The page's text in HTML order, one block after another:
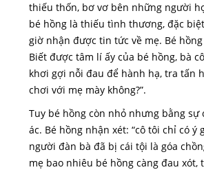
thiếu thốn, bơ vơ bên những người
bé hồng là thiếu tình thương, đặc
giờ nhận được tin tức về mẹ. Bé
Biết được tâm lí ấy của bé hồng, bà
khơi gợi nỗi đau để hành hạ, tra tấn
chơi với mẹ mày không?”.
Tuy bé hồng còn nhỏ nhưng bằng
ác. Bé hồng nhận xét: “cô tôi chỉ có
người đàn bà đã bị cái tội là góa
mẹ bao nhiêu bé hồng càng đau xót,